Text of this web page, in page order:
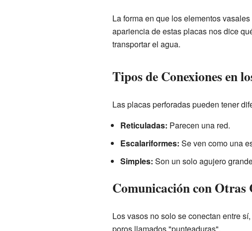
La forma en que los elementos
apariencia de estas placas nos dice
transportar el agua.
Tipos de Conexiones en
Las placas perforadas pueden tener
Reticuladas: Parecen una red.
Escalariformes: Se ven como una
Simples: Son un solo agujero
Comunicación con Otras
Los vasos no solo se conectan entre